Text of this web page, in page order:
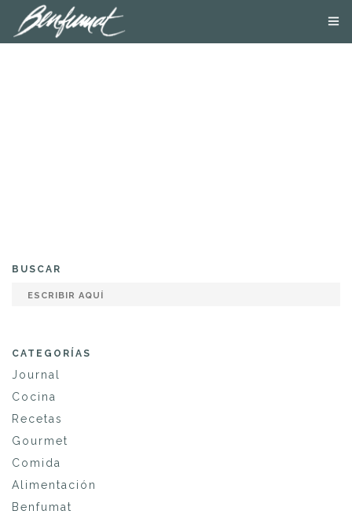
BUSCAR
CATEGORÍAS
Journal
Cocina
Recetas
Gourmet
Comida
Alimentación
Benfumat